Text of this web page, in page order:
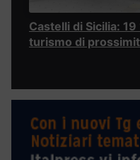
Castelli di Sicilia: 19
turismo di